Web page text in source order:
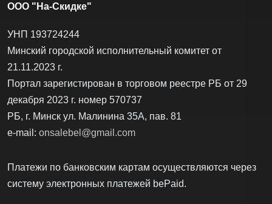
ООО "На-Скидке"
УНП 193724244
Минский городской исполнительный комитет от
21.11.2023 г.
Портал зарегистирован в торговом реестре РБ от 29
декабря 2023 г. номер 570737
РБ, г. Минск ул. Малинина 35А, пав. 81
e-mail: onsalebel@gmail.com
Платежи по банковским картам осуществляются через
систему электронных платежей bеPаid.